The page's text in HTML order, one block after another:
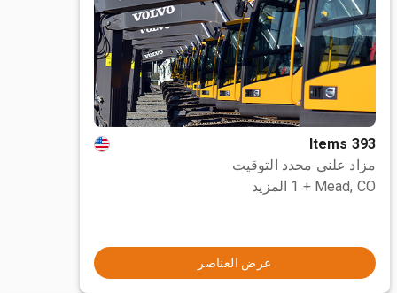
393 Items
مزاد علني محدد التوقيت
Mead, CO + 1 المزيد
عرض العناصر